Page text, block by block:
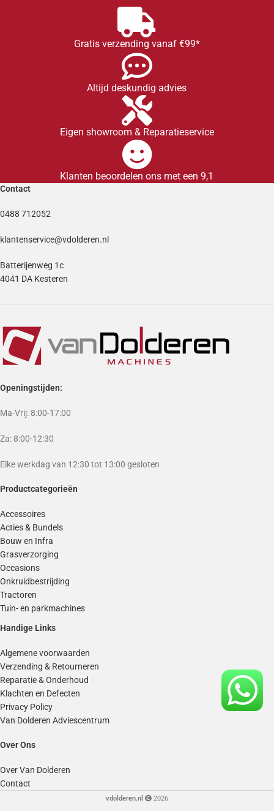
Gratis verzending vanaf €99*
Altijd deskundig advies
Eigen showroom & Reparatieservice
Klanten beoordelen ons met een 9,1
Contact
0488 712052
klantenservice@vdolderen.nl
Batterijenweg 1c
4041 DA Kesteren
Openingstijden:
Ma-Vrij: 8:00-17:00
Za: 8:00-12:30
Elke werkdag van 12:30 tot 13:00 gesloten
Productcategorieën
Accessoires
Acties & Bundels
Bouw en Infra
Grasverzorging
Occasions
Onkruidbestrijding
Tractoren
Tuin- en parkmachines
Handige Links
Algemene voorwaarden
Verzending & Retourneren
Reparatie & Onderhoud
Klachten en Defecten
Privacy Policy
Van Dolderen Adviescentrum
Over Ons
Over Van Dolderen
Contact
vdolderen.nl 2026